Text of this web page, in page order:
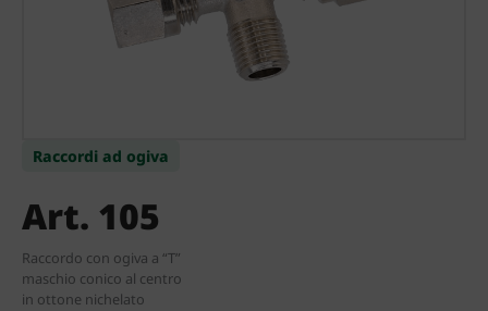
Raccordi ad ogiva
Art. 105
Raccordo con ogiva a “T”
maschio conico al centro
in ottone nichelato